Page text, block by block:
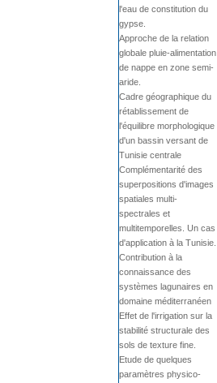
l'eau de constitution du
gypse.
Approche de la relation
globale pluie-alimentation
de nappe en zone semi-
aride.
Cadre géographique du
rétablissement de
l'équilibre morphologique
d'un bassin versant de
Tunisie centrale
Complémentarité des
superpositions d'images
spatiales multi-
spectrales et
multitemporelles. Un cas
d'application à la Tunisie.
Contribution à la
connaissance des
systèmes lagunaires en
domaine méditerranéen
Effet de l'irrigation sur la
stabilité structurale des
sols de texture fine.
Etude de quelques
paramètres physico-